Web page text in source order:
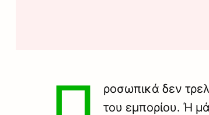
ροσωπικά δεν
του εμπορίου. Ή